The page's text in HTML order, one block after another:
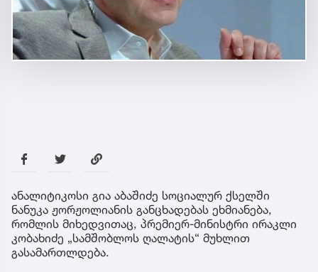
ანალიტიკოსი გია აბაშიძე სოციალურ ქსელში
ნანუკა ჟორჟოლიანის განცხადებას ეხმიანება,
რომლის მიხედვითაც, პრემიერ-მინისტრი ირაკლი
კობახიძე „სამშობლოს ღალატის“ მუხლით
გასამართლდება.